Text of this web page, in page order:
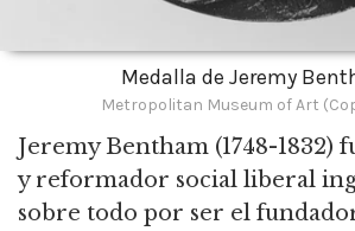
Medalla de Jeremy
Metropolitan Museum of Art
Jeremy Bentham (1748-1832)
y reformador social liberal
sobre todo por ser el